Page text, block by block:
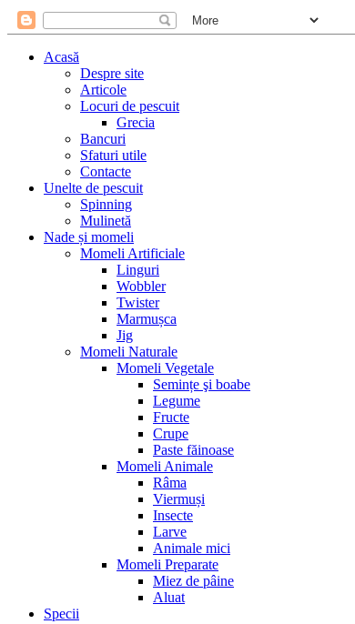
Acasă
Despre site
Articole
Locuri de pescuit
Grecia
Bancuri
Sfaturi utile
Contacte
Unelte de pescuit
Spinning
Mulinetă
Nade și momeli
Momeli Artificiale
Linguri
Wobbler
Twister
Marmușca
Jig
Momeli Naturale
Momeli Vegetale
Semințe şi boabe
Legume
Fructe
Crupe
Paste făinoase
Momeli Animale
Râma
Viermuși
Insecte
Larve
Animale mici
Momeli Preparate
Miez de pâine
Aluat
Specii